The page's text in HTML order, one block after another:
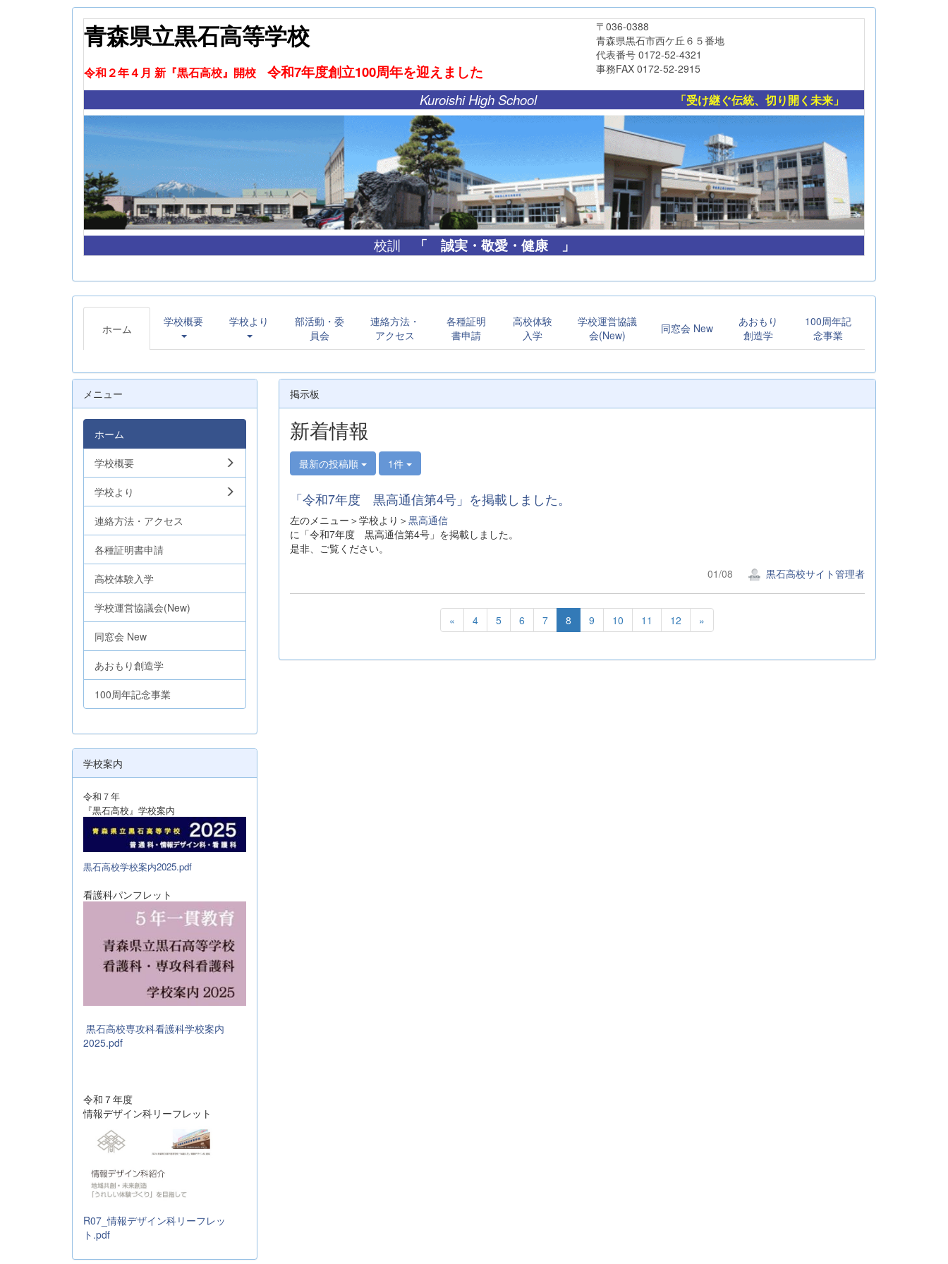
青森県立黒石高等学校
令和２年４月 新『黒石高校』開校 令和7年度創立100周年を迎えました
〒036-0388
青森県黒石市西ケ丘６５番地
代表番号 0172-52-4321
事務FAX 0172-52-2915
Kuroishi High School 「受け継ぐ伝統、切り開く未来」
校訓 「 誠実・敬愛・健康 」
ホーム
学校概要 学校より
部活動・委
員会
連絡方法・
アクセス
各種証明
書申請
高校体験
入学
学校運営協議
会(New)
同窓会 New
あおもり
創造学
100周年記
念事業
掲示板
新着情報
最新の投稿順 1件
「令和7年度 黒高通信第4号」を掲載しました。
左のメニュー＞学校より＞黒高通信
に「令和7年度 黒高通信第4号」を掲載しました。
是非、ご覧ください。
01/08
黒石高校サイト管理者
« 4 5 6 7 8 9 10 11 12 »
メニュー
ホーム
学校概要
学校より
連絡方法・アクセス
各種証明書申請
高校体験入学
学校運営協議会(New)
同窓会 New
あおもり創造学
100周年記念事業
学校案内
令和７年
『黒石高校』学校案内
黒石高校学校案内2025.pdf
看護科パンフレット
黒石高校専攻科看護科学校案内
2025.pdf
令和７年度
情報デザイン科リーフレット
R07_情報デザイン科リーフレッ
ト.pdf